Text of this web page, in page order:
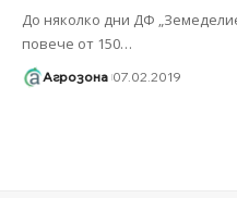
До няколко дни ДФ
повече от 150…
Агрозона 07.02.2019